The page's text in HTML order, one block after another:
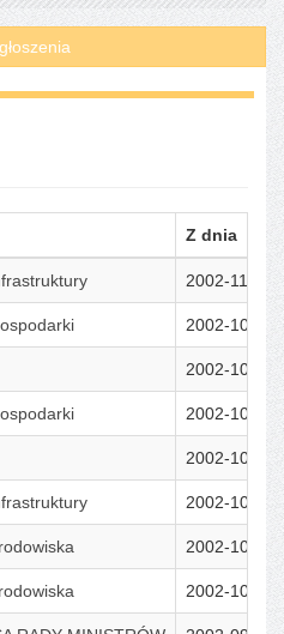
Z dnia
2002-11-12
2002-10-30
2002-10-29
2002-10-28
2002-10-21
2002-10-17
2002-10-08
2002-10-01